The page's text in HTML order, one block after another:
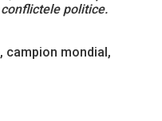
politice.
campion mondial,